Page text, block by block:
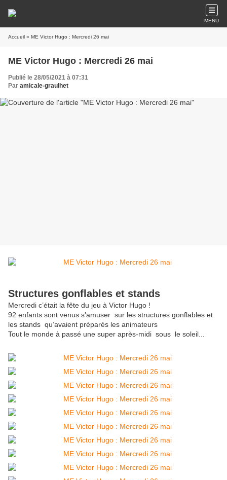
MENU
Accueil » ME Victor Hugo : Mercredi 26 mai
ME Victor Hugo : Mercredi 26 mai
Publié le 28/05/2021 à 07:31
Par amicale-graulhet
Structures gonflables et stands
Mercredi c’était la fête du jeu à Victor Hugo !
92 enfants sont venus s’amuser sur les structures gonflables et
les stands qu’avaient préparés les animateurs
Tout le monde à passé une super après-midi sous le soleil...